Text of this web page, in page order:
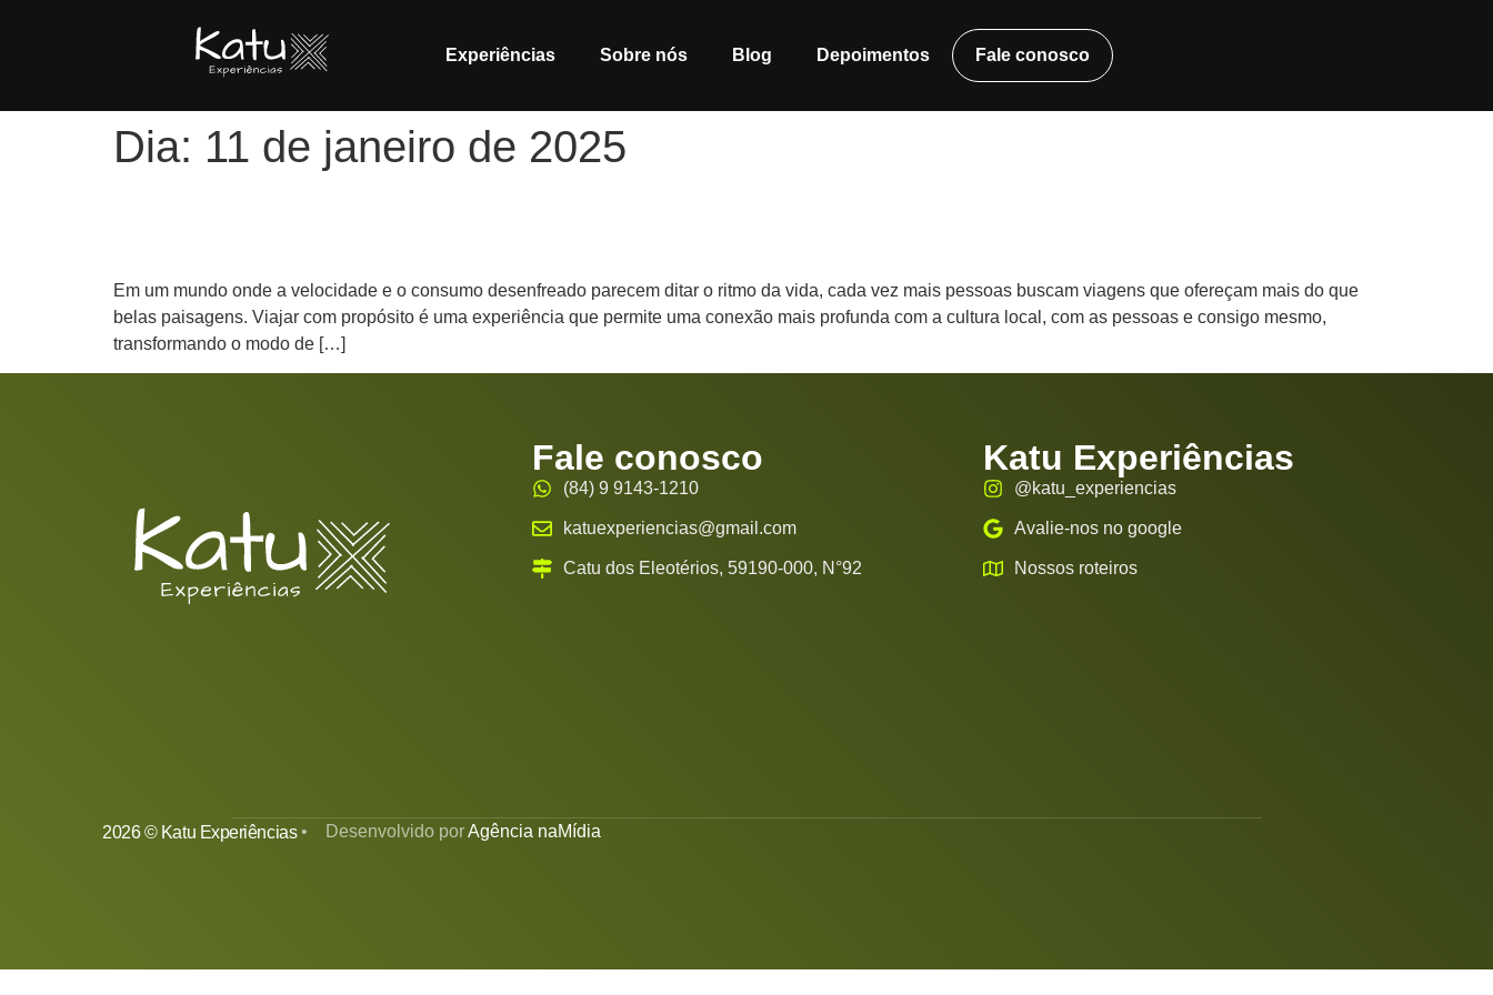
Experiências Sobre nós Blog Depoimentos Fale conosco
Dia: 11 de janeiro de 2025
Em um mundo onde a velocidade e o consumo desenfreado parecem ditar o ritmo da vida, cada vez mais pessoas buscam viagens que ofereçam mais do que
belas paisagens. Viajar com propósito é uma experiência que permite uma conexão mais profunda com a cultura local, com as pessoas e consigo mesmo,
transformando o modo de […]
Fale conosco
(84) 9 9143‑1210‬
katuexperiencias@gmail.com
Catu dos Eleotérios, 59190-000, N°92
Katu Experiências
@katu_experiencias
Avalie-nos no google
Nossos roteiros
2026 © Katu Experiências• Desenvolvido porAgência naMídia